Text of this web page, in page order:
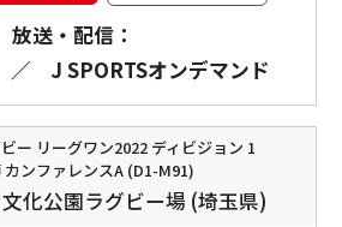
放送・配信：
／ J SPORTSオンデマンド
ー リーグワン2022 ディビジョン 1
カンファレンスA (D1-M91)
化公園ラグビー場 (埼玉県)